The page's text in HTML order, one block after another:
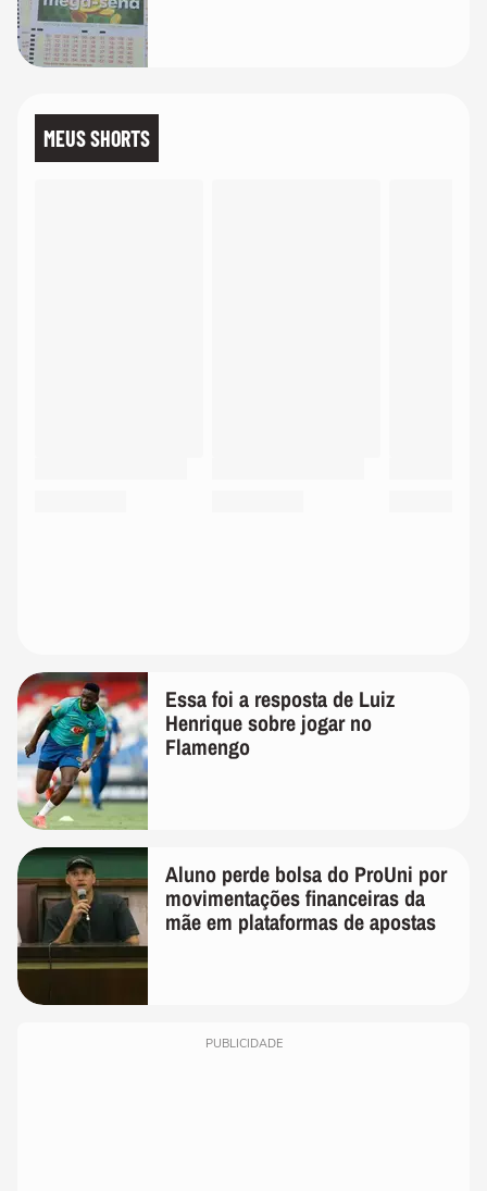
MEUS SHORTS
Essa foi a resposta de Luiz
Henrique sobre jogar no
Flamengo
Aluno perde bolsa do ProUni por
movimentações financeiras da
mãe em plataformas de apostas
PUBLICIDADE